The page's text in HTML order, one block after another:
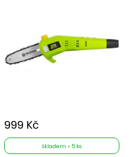
999 Kč
Skladem > 5 ks